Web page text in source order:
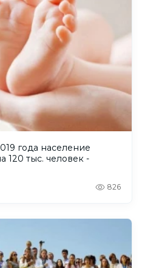
года население
120 тыс. человек -
826